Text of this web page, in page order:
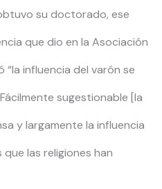
su doctorado, ese
que dio en la Asociación
influencia del varón se
sugestionable [la
y largamente la influencia
las religiones han